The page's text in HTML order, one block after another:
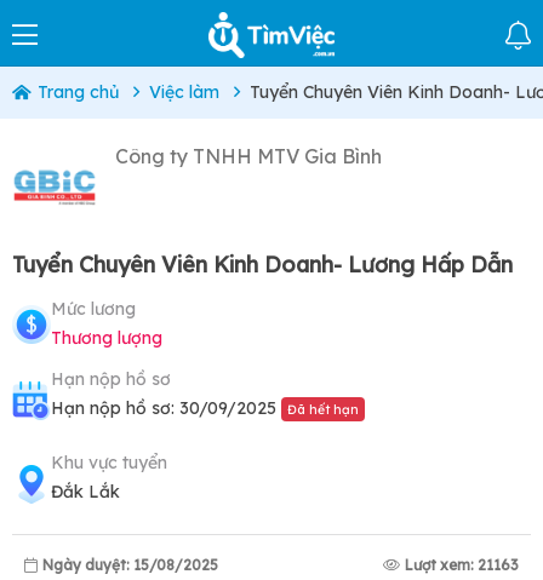
Trang chủ Việc làm Tuyển Chuyên Viên Kinh Doanh-
Công ty TNHH MTV Gia Bình
Tuyển Chuyên Viên Kinh Doanh- Lương Hấp Dẫn
Mức lương
Thương lượng
Hạn nộp hồ sơ
Hạn nộp hồ sơ: 30/09/2025
Đã hết hạn
Khu vực tuyển
Đắk Lắk
Ngày duyệt: 15/08/2025 Lượt xem: 21163